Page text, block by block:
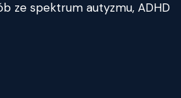
ze spektrum autyzmu, ADHD